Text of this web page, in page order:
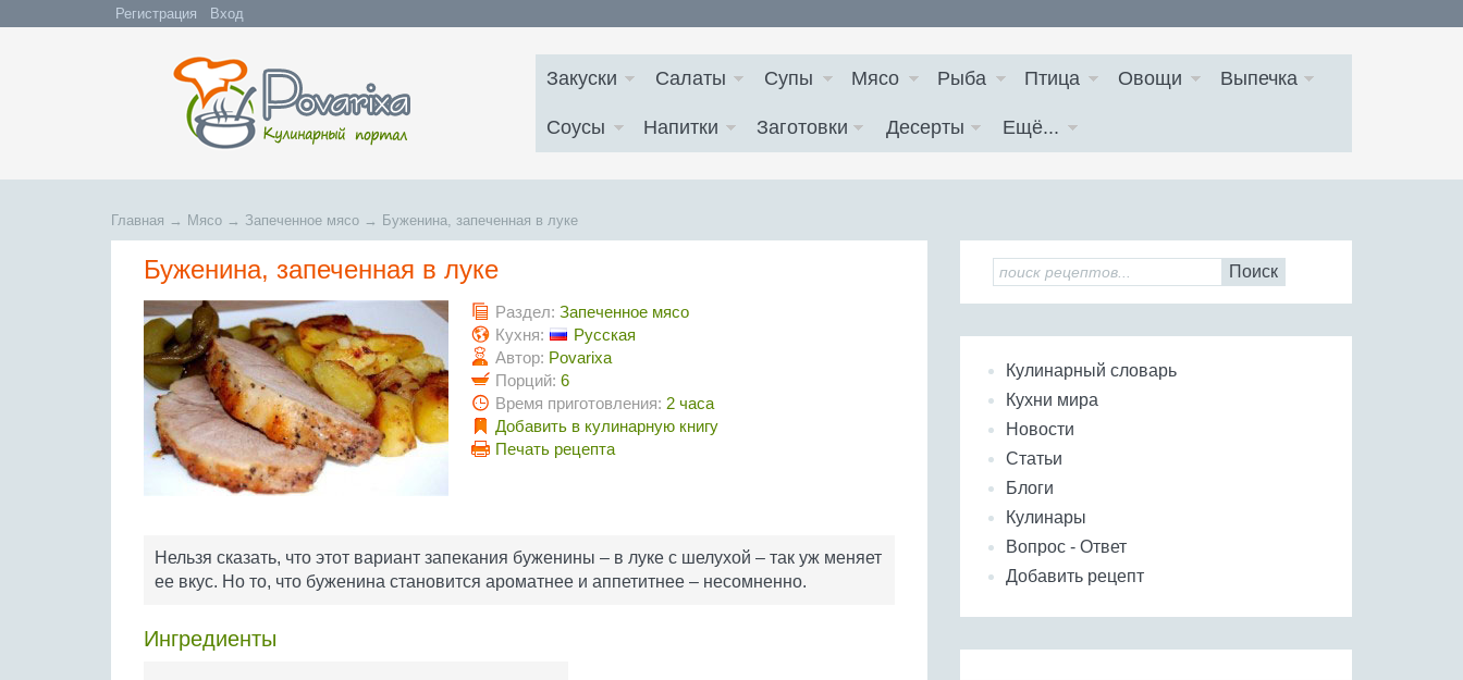
Регистрация Вход
Закуски Салаты Супы Мясо Рыба Птица Овощи Выпечка
Соусы Напитки Заготовки Десерты Ещё...
Главная → Мясо → Запеченное мясо → Буженина, запеченная в луке
Буженина, запеченная в луке
Раздел: Запеченное мясо
Кухня:
Русская
Автор: Povarixa
Порций: 6
Время приготовления: 2 часа
Добавить в кулинарную книгу
Печать рецепта
Нельзя сказать, что этот вариант запекания буженины – в луке с шелухой – так уж меняет
ее вкус. Но то, что буженина становится ароматнее и аппетитнее – несомненно.
Ингредиенты
Поиск
Кулинарный словарь
Кухни мира
Новости
Статьи
Блоги
Кулинары
Вопрос - Ответ
Добавить рецепт